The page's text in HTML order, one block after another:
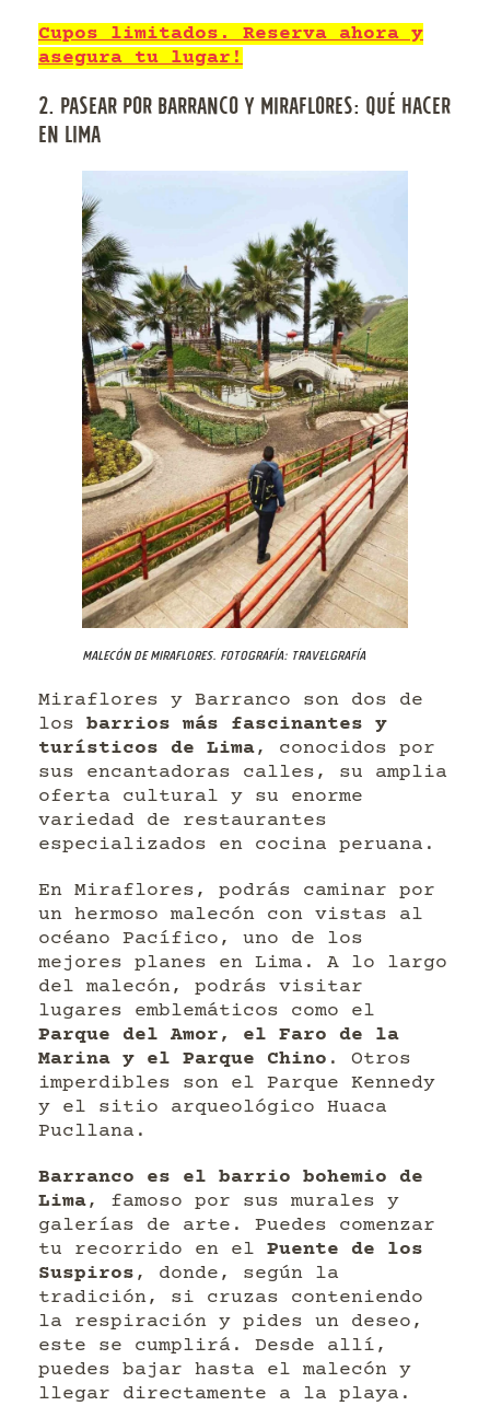
Cupos limitados. Reserva ahora y
asegura tu lugar!
2. PASEAR POR BARRANCO Y MIRAFLORES: QUÉ HACER
EN LIMA
Malecón de Miraflores. Fotografía: Travelgrafía
Miraflores y Barranco son dos de
los barrios más fascinantes y
turísticos de Lima, conocidos por
sus encantadoras calles, su amplia
oferta cultural y su enorme
variedad de restaurantes
especializados en cocina peruana.
En Miraflores, podrás caminar por
un hermoso malecón con vistas al
océano Pacífico, uno de los
mejores planes en Lima. A lo largo
del malecón, podrás visitar
lugares emblemáticos como el
Parque del Amor, el Faro de la
Marina y el Parque Chino . Otros
imperdibles son el Parque Kennedy
y el sitio arqueológico Huaca
Pucllana.
Barranco es el barrio bohemio de
Lima, famoso por sus murales y
galerías de arte. Puedes comenzar
tu recorrido en el Puente de los
Suspiros , donde, según la
tradición, si cruzas conteniendo
la respiración y pides un deseo,
este se cumplirá. Desde allí,
puedes bajar hasta el malecón y
llegar directamente a la playa.